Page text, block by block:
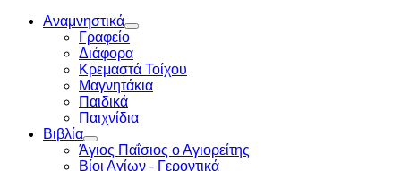
Αναμνηστικά
Γραφείο
Διάφορα
Κρεμαστά Τοίχου
Μαγνητάκια
Παιδικά
Παιχνίδια
Βιβλία
Άγιος Παΐσιος ο Αγιορείτης
Βίοι Αγίων - Γεροντικά